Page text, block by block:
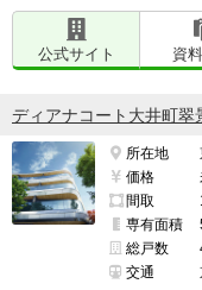
公式サイト 資
ディアナコート大井町翠
所在地
価格
間取
専有面積
総戸数
交通